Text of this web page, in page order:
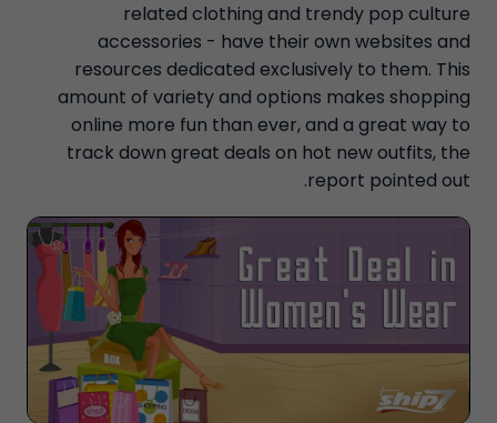
related clothing and trendy pop culture
accessories - have their own websites and
resources dedicated exclusively to them. This
amount of variety and options makes shopping
online more fun than ever, and a great way to
track down great deals on hot new outfits, the
report pointed out.